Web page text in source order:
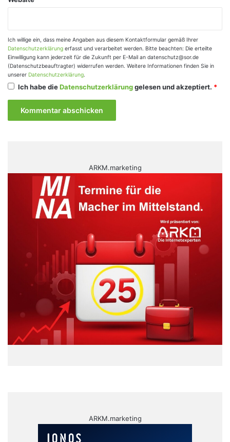
Ich willige ein, dass meine Angaben aus diesem Kontaktformular gemäß Ihrer
Datenschutzerklärung erfasst und verarbeitet werden. Bitte beachten: Die erteilte
Einwilligung kann jederzeit für die Zukunft per E-Mail an datenschutz@sor.de
(Datenschutzbeauftragter) widerrufen werden. Weitere Informationen finden Sie in
unserer Datenschutzerklärung.
Ich habe dieDatenschutzerklärunggelesen und akzeptiert. *
ARKM.marketing
ARKM.marketing